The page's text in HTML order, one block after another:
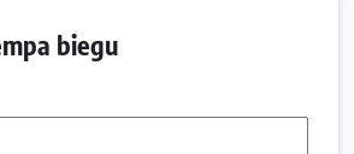
odkrywają trasę dzień po
biegu